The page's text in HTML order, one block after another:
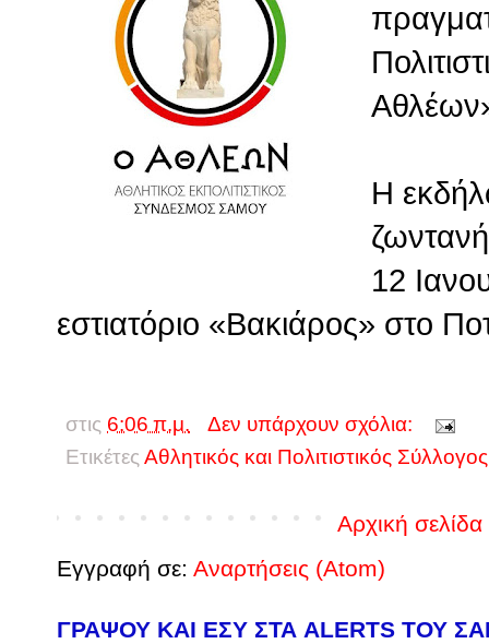
Η
12
εστιατόριο «Βακιάρος» στο
στις 6:06 π.μ.
Δεν υπάρχουν σχόλια:
Ετικέτες Αθλητικός και Πολιτιστικός
Αρχική σελίδα
Εγγραφή σε: Αναρτήσεις (Atom)
ΓΡΑΨΟΥ ΚΑΙ ΕΣΥ ΣΤΑ ALERTS ΤΟΥ